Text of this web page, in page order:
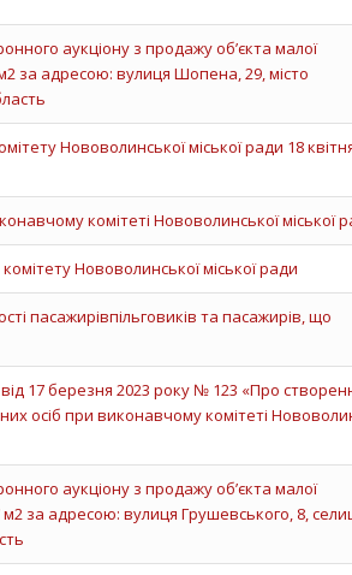
аукціону з продажу об’єкта малої
за адресою: вулиця Шопена, 29, місто
Нововолинської міської ради 18
комітеті Нововолинської міської
Нововолинської міської ради
пасажирівпільговиків та пасажирів, що
17 березня 2023 року № 123 «Про
осіб при виконавчому комітеті
аукціону з продажу об’єкта малої
за адресою: вулиця Грушевського, 8,